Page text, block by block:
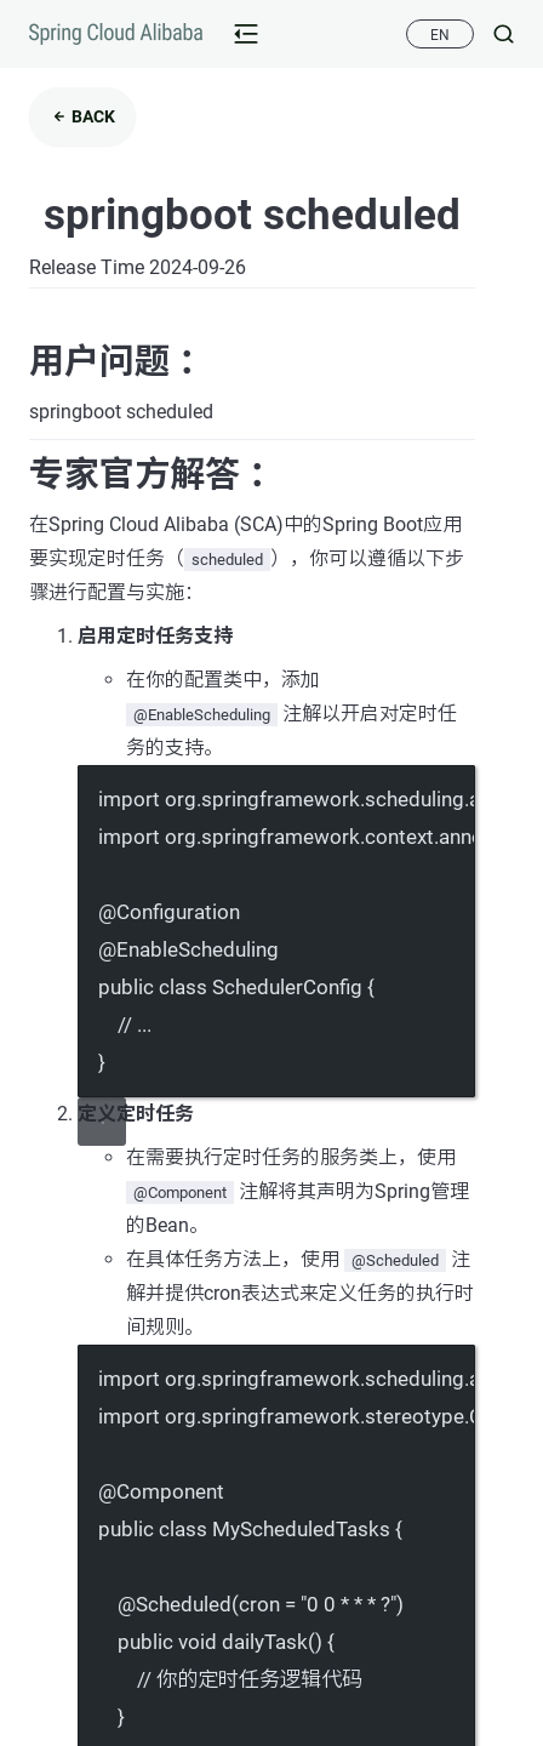
EN
BACK
springboot scheduled
Release Time 2024-09-26
用户问题 ：
springboot scheduled
专家官方解答 ：
在Spring Cloud Alibaba (SCA)中的Spring Boot应用
要实现定时任务（ scheduled ），你可以遵循以下步
骤进行配置与实施：
启用定时任务支持
在你的配置类中，添加
@EnableScheduling
注解以开启对定时任
务的支持。
import
import
@Configuration
@EnableScheduling
public class SchedulerConfig {
// ...
}
定义定时任务
在需要执行定时任务的服务类上，使用
@Component
注解将其声明为Spring管理
的Bean。
在具体任务方法上，使用
@Scheduled
注
解并提供cron表达式来定义任务的执行时
间规则。
import
import
@Component
public class MyScheduledTasks {
@Scheduled(cron = "0 0 * * * ?")
public void dailyTask() {
// 你的定时任务逻辑代码
}